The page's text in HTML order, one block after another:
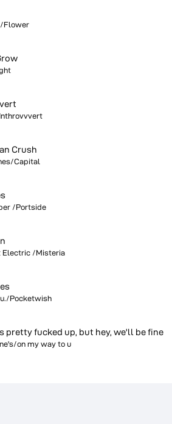
/Flower
Crush
Capital
/Portside
Electric /Misteria
Pocketwish
pretty fucked up, but hey, we'll be fine
on my way to u